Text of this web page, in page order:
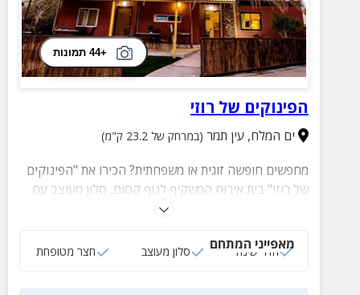
+44 תמונות
הפינוקים של רוזי
ים המלח,עין תמר (במרחק של 23.2 ק"מ)
מחפשים חופשה זוגית או משפחתית? הכירו את "הפינוקים
של רוזי" בית אירוח המשקיף לנוף קסום, סלון מעוצב עם
פינות ישיבה נוחות, חדר שינה עם מיטה זוגית, חדר ליחיד,
מאפייני המתחם
חדר שינה סלון מעוצב חצר מטופחת